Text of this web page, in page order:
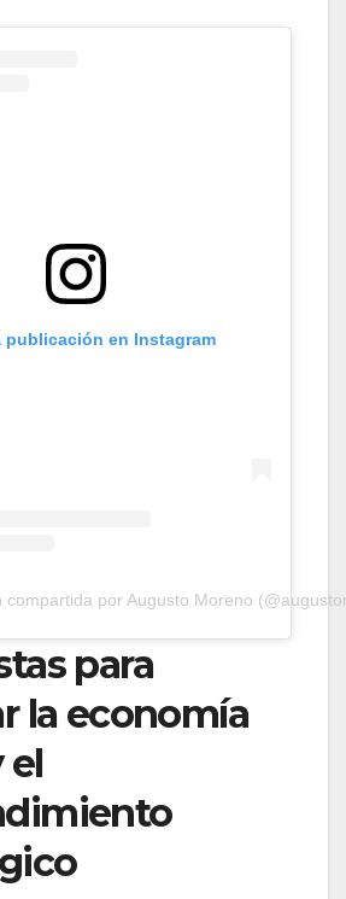
publicación en Instagram
compartida por Augusto Moreno
para
la economía
el